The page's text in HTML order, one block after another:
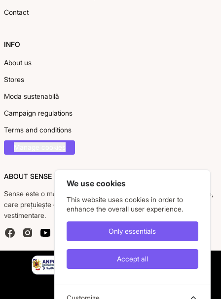
Contact
INFO
About us
Stores
Moda sustenabilă
Campaign regulations
Terms and conditions
ABOUT SENSE
Sense este o marcă românească dedicată femeii moderne, active,
care prețuiește eleganța, confortul și calitatea pieselor
vestimentare.
FacebookInstagramYouTube
We use cookies
This website uses cookies in order to
enhance the overall user experience.
Only essentials
Accept all